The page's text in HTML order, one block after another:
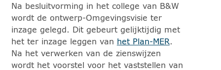
Na besluitvorming in het college van B&W
wordt de ontwerp-Omgevingsvisie ter
inzage gelegd. Dit gebeurt gelijktijdig met
het ter inzage leggen van het Plan-MER.
Na het verwerken van de zienswijzen
wordt het voorstel voor het vaststellen van